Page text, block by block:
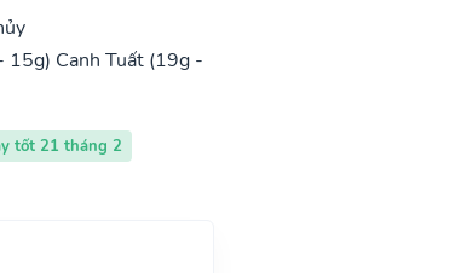
15g) Canh Tuất (19g -
tốt 21 tháng 2